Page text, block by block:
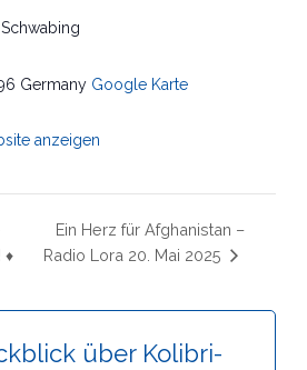
Germany Google Karte
anzeigen
♦
Ein Herz für Afghanistan –
Radio Lora 20. Mai 2025
über Kolibri-